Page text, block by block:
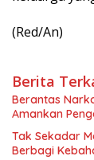
(Red/An)
Berita
Berantas
Amankan
Tak Sekadar
Berbagi